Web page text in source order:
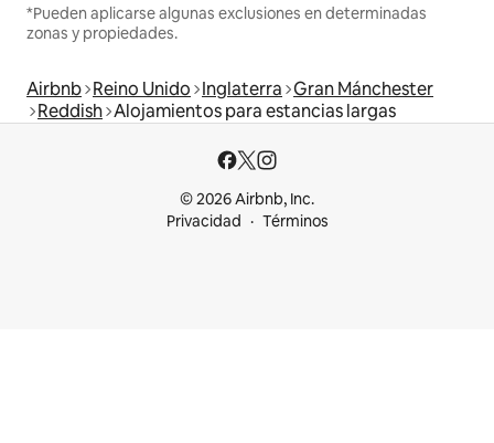
*Pueden aplicarse algunas exclusiones en determinadas
zonas y propiedades.
Airbnb Reino Unido Inglaterra Gran Mánchester
Reddish Alojamientos para estancias largas
© 2026 Airbnb, Inc.
Privacidad
Términos